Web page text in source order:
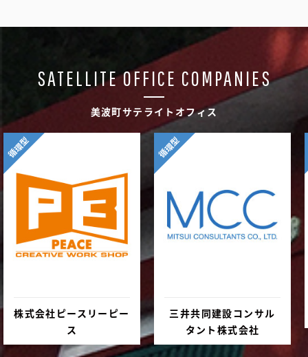
SATELLITE OFFICE COMPANIES
美波町サテライトオフィス
循環型
株式会社ピースリーピー
ス
循環型
三井共同建設コンサル
タント株式会社